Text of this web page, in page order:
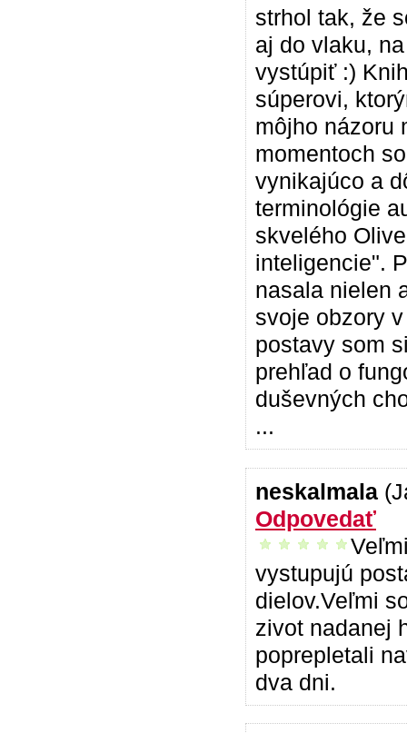
strhol tak, že
aj do vlaku,
vystúpiť :)
súperovi,
môjho názoru
momentoch
vynikajúco a
terminológie
skvelého
inteligencie".
nasala nielen
svoje obzory
postavy som
prehľad o
duševných
...
neskalmala
Odpovedať
vrelo odporúčam
vystupujú
dielov.Veľmi
zivot nadanej
poprepletali
dva dni.